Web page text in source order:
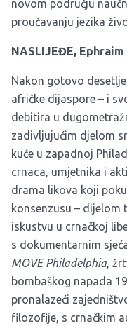
novom području
proučavanju jezika
NASLIJEĐE,
Nakon gotovo
afričke dijaspore – i
debitira u
zadivljujućim djelom
kuće u zapadnoj
crnaca, umjetnika i
drama likova koji
konsenzusu –
iskustvu u crnačkoj
s dokumentarnim
MOVE Philadelphia,
bombaškog napada
pronalazeći
filozofije, s crnačkim